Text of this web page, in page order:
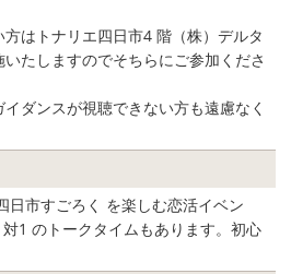
はトナリエ四日市4 階（株）デルタ
たしますのでそちらにご参加くださ
ダンスが視聴できない方も遠慮なく
日市すごろく を楽しむ恋活イベン
1 のトークタイムもあります。初心